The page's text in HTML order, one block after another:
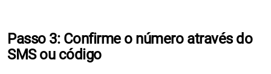
Passo 3: Confirme o número através do
SMS ou código